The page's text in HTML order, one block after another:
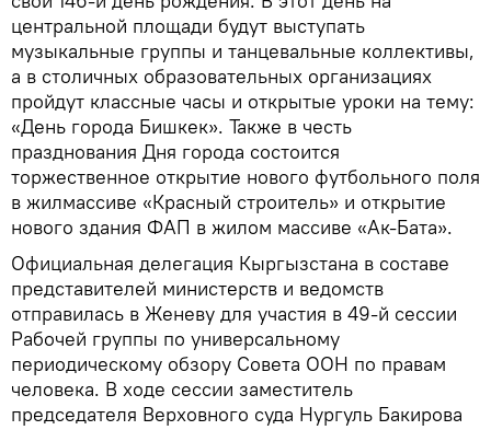
центральной площади будут выступать
музыкальные группы и танцевальные коллективы,
а в столичных образовательных организациях
пройдут классные часы и открытые уроки на тему:
«День города Бишкек». Также в честь
празднования Дня города состоится
торжественное открытие нового футбольного поля
в жилмассиве «Красный строитель» и открытие
нового здания ФАП в жилом массиве «Ак-Бата».
Официальная делегация Кыргызстана в составе
представителей министерств и ведомств
отправилась в Женеву для участия в 49-й сессии
Рабочей группы по универсальному
периодическому обзору Совета ООН по правам
человека. В ходе сессии заместитель
председателя Верховного суда Нургуль Бакирова